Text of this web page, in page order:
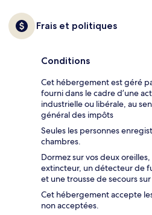
Frais et politiques
Conditions
Cet hébergement est géré
fourni dans le cadre d’une
industrielle ou libérale, au
général des impôts
Seules les personnes
chambres.
Dormez sur vos deux
extincteur, un détecteur de
et une trousse de secours
Cet hébergement accepte
non acceptées.